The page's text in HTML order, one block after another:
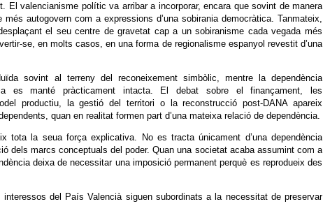
El valencianisme polític va arribar a incorporar, encara que sovint de manera
autogovern com a expressions d’una sobirania democràtica. Tanmateix,
el seu centre de gravetat cap a un sobiranisme cada vegada més
se, en molts casos, en una forma de regionalisme espanyol revestit d’una
sovint al terreny del reconeixement simbòlic, mentre la dependència
es manté pràcticament intacta. El debat sobre el finançament, les
productiu, la gestió del territori o la reconstrucció post-DANA apareix
quan en realitat formen part d’una mateixa relació de dependència.
tota la seua força explicativa. No es tracta únicament d’una dependència
dels marcs conceptuals del poder. Quan una societat acaba assumint com a
deixa de necessitar una imposició permanent perquè es reprodueix des
del País Valencià siguen subordinats a la necessitat de preservar